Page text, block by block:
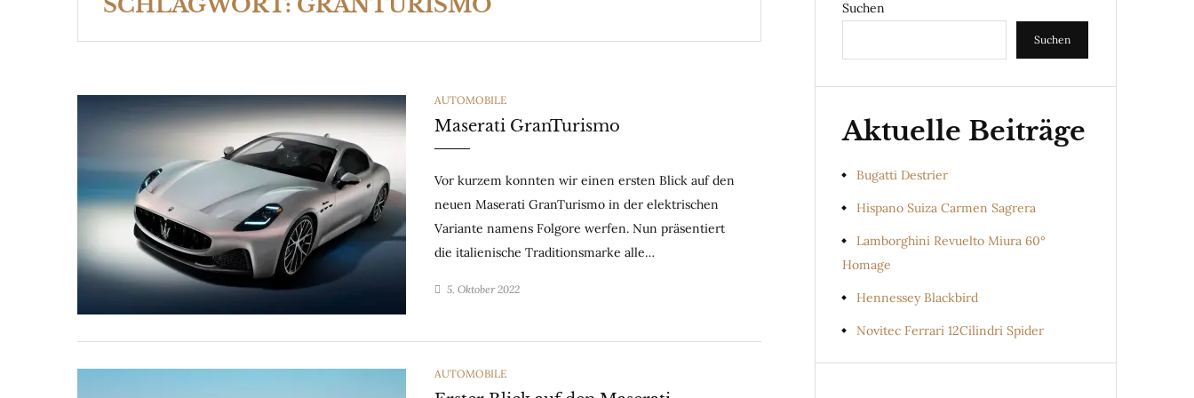
CATEGORIES
AUTOMOBILE
Maserati GranTurismo
Vor kurzem konnten wir einen ersten Blick auf den
neuen Maserati GranTurismo in der elektrischen
Variante namens Folgore werfen. Nun präsentiert
die italienische Traditionsmarke alle…
5. Oktober 2022
CATEGORIES
AUTOMOBILE
Suchen
Suchen
Aktuelle Beiträge
Bugatti Destrier
Hispano Suiza Carmen Sagrera
Lamborghini Revuelto Miura 60°
Homage
Hennessey Blackbird
Novitec Ferrari 12Cilindri Spider